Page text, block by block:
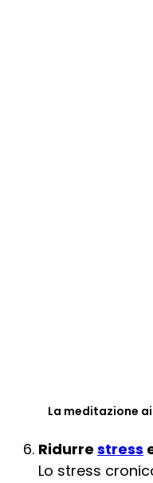
La meditazione
Ridurre stress
Lo stress